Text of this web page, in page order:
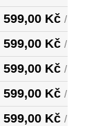
599,00 Kč / pár
599,00 Kč / pár
599,00 Kč / pár
599,00 Kč / pár
599,00 Kč / pár